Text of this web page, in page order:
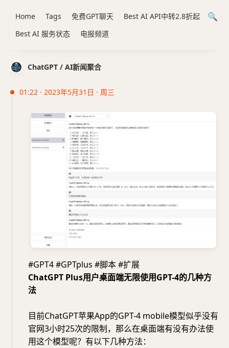
ChatGPT / AI新闻聚合
01:22 · 2023年5月31日 · 周三
#GPT4 #GPTplus #脚本 #扩展
ChatGPT Plus用户桌面端无限使用GPT-4的几种方
法
目前ChatGPT苹果App的GPT-4 mobile模型似乎没有
官网3小时25次的限制，那么在桌面端有没有办法使
用这个模型呢？有以下几种方法：
Home Tags 免费GPT聊天
Best AI API中转2.8折起
Best AI 服务状态
电报频道